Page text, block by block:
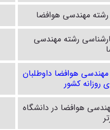
رشته مهندسی هوافضا
رشته مهندسی
هوافضا داوطلبان
روزانه کشور
هوافضا در دانشگاه